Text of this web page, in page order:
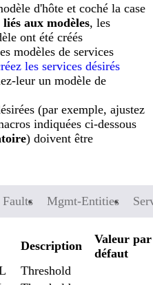
d'hôte et coché la case
aux modèles, les
ont été créés
modèles de services
les services désirés
leur un modèle de
(par exemple, ajustez
indiquées ci-dessous
) doivent être
Faults Mgmt-Entities
Description
Valeur par
défaut
Threshold